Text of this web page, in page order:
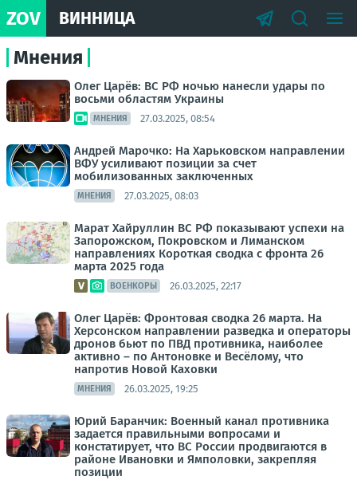
ZOV ВИННИЦА
Мнения
Олег Царёв: ВС РФ ночью нанесли удары по
восьми областям Украины
МНЕНИЯ 27.03.2025, 08:54
Андрей Марочко: На Харьковском направлении
ВФУ усиливают позиции за счет
мобилизованных заключенных
МНЕНИЯ 27.03.2025, 08:03
Марат Хайруллин ВС РФ показывают успехи на
Запорожском, Покровском и Лиманском
направлениях Короткая сводка с фронта 26
марта 2025 года
ВОЕНКОРЫ 26.03.2025, 22:17
Олег Царёв: Фронтовая сводка 26 марта. На
Херсонском направлении разведка и операторы
дронов бьют по ПВД противника, наиболее
активно – по Антоновке и Весёлому, что
напротив Новой Каховки
МНЕНИЯ 26.03.2025, 19:25
Юрий Баранчик: Военный канал противника
задается правильными вопросами и
констатирует, что ВС России продвигаются в
районе Ивановки и Ямполовки, закрепляя
позиции